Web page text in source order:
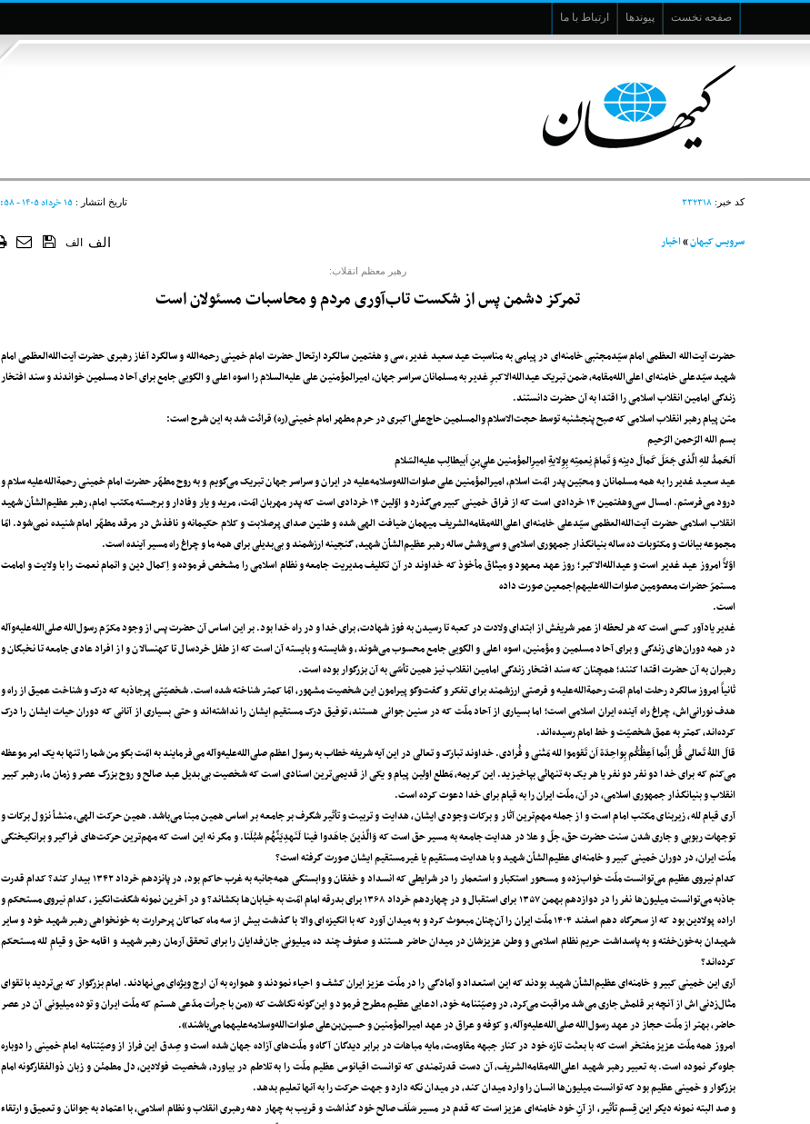
صفحه نخست پیوندها ارتباط با ما
کد خبر: ۳۳۲۳۱۸ تاریخ انتشار :۱۵ خرداد ۱۴۰۵ - ۲۱:۵۸
سرویس کیهان»اخبار الف الف
رهبر معظم انقلاب:
تمرکز دشمن پس از شکست تاب‌آوری مردم و محاسبات مسئولان است
حضرت آیت‌الله ‌العظمی امام سیّدمجتبی خامنه‌ای در پیامی به مناسبت عید سعید غدیر، سی و هفتمین سالگرد ارتحال حضرت امام خمینی رحمه‌الله و سالگرد آغاز رهبری حضرت آیت‌الله‌العظمی امام
شهید سیّدعلی خامنه‌ای اعلی‌الله‌مقامه، ضمن تبریک عیدالله‌الاکبرِ غدیر به مسلمانان سراسر جهان، امیرالمؤمنین علی علیه‌السلام را اسوه‌ اعلی و الگویی جامع برای آحاد مسلمین خواندند و سند افتخار
زندگی امامین انقلاب اسلامی را اقتدا به آن حضرت دانستند.
متن پیام رهبر انقلاب اسلامی که صبح پنجشنبه توسط حجت‌الاسلام والمسلمین حاج‌علی‌اکبری در حرم مطهر امام خمینی(ره) قرائت شد به این شرح است:
بسم الله الرّحمن الرّحیم
اَلحَمدُ للهِ الَّذی جَعَلَ کَمالَ دینِه وَ تَمامَ نِعمتِه بِوِلایةِ امیرِالمؤمنین علیِ‌بنِ اَبیطالِب علیه‌السّلام
عید سعید غدیر را به همه‌ مسلمانان و محبّین پدر امّت اسلام، امیرالمؤمنین علی صلوات‌الله‌وسلامه‌علیه در ایران و سراسر جهان تبریک می‌گویم و به روح مطهّر حضرت امام خمینی رحمة‌الله‌علیه سلام و
درود می‌فرستم. امسال سی‌و‌هفتمین ۱۴ خردادی است که از فراق خمینی کبیر می‌گذرد و اوّلین ۱۴ خردادی است که پدر مهربان امّت، مرید و یار وفادار و برجسته‌ مکتب امام، رهبر عظیم‌الشأن شهید
انقلاب اسلامی حضرت آیت‌الله‌العظمی سیّدعلی خامنه‌ای اعلی‌الله‌مقامه‌الشریف میهمان ضیافت الهی شده و طنین صدای پرصلابت و کلام حکیمانه و نافذ‌ش در مرقد مطهّر امام شنیده نمی‌شود. امّا
مجموعه‌ بیانات و مکتوبات ده‌ ساله‌ بنیانگذار جمهوری اسلامی و سی‌وشش‌ ساله‌ رهبر عظیم‌الشأن شهید، گنجینه‌ ارزشمند و بی‌بدیلی برای همه‌ ما و چراغ راه مسیر آینده است.
اوّلاً امروز عید غدیر است و عید‌الله‌الاکبر؛ روز عهد معهود و میثاق مأخوذ که خداوند در آن تکلیف مدیریت جامعه و نظام اسلامی را مشخص فرموده و اِکمال دین و اتمام نعمت را با ولایت و امامت
مستمرّ حضرات معصومین صلوات‌الله‌علیهم‌اجمعین صورت داده
است.
غدیر یادآور کسی است که هر لحظه از عمر شریفش از ابتدای ولادت در کعبه تا رسیدن به فوز شهادت، برای خدا و در راه خدا بود. بر این اساس آن حضرت پس از وجود مکرّم رسو‌ل‌الله صلی‌الله‌علیه‌وآله
در همه‌ دوران‌های زندگی و برای آحاد مسلمین و مؤمنین، اسوه‌ اعلی و الگویی جامع محسوب می‌شوند، و شایسته و بایسته آن است که از طفل خردسال تا کهنسالان و از افراد عادی جامعه تا نخبگان و
رهبران به آن حضرت اقتدا کنند؛ همچنان که سند افتخار زندگی امامین انقلاب نیز همین تأسّی به آن بزرگوار بوده است.
ثانیاً امروز سالگرد رحلت امام امّت رحمة‌الله‌علیه و فرصتی ارزشمند برای تفکر و گفت‌وگو پیرامون این شخصیت مشهور، امّا کمتر شناخته شده است. شخصیّتی پرجاذبه که درک و شناخت عمیق از راه و
هدف نورانی‌اش، چراغ راه آینده‌ ایران اسلامی است؛ اما بسیاری از آحاد ملّت که در سنین جوانی هستند، توفیق درک مستقیم ایشان را نداشته‌اند و حتی بسیاری از آنانی که دوران حیات ایشان را درک
کرده‌اند، کمتر به عمق شخصیّت و خط امام رسیده‌اند.
قالَ اللهُ تَعالی قُل اِنَّما اَعِظُکُم بِواحِدَة‌ اَن تَقوموا لله مَثنی و فُرادی. خداوند تبارک و تعالی در این آیه‌ شریفه خطاب به رسول‌ اعظم‌ صلی‌الله‌علیه‌وآله می‌فرمایند به امّت بگو من شما را تنها به یک امر موعظه
می‌کنم که برای خدا دو نفر دو نفر یا هر یک به تنهائی بپاخیزید. این کریمه، مَطلع اولین پیام و یکی از قدیمی‌ترین اسنادی است که شخصیت بی‌بدیل عبد صالح و روح بزرگ عصر و زمان ما، رهبر کبیر
انقلاب و بنیانگذار جمهوری اسلامی، در آن، ملّت ایران را به قیام برای خدا دعوت کرده است.
آری قیام لله، زیربنای مکتب امام است و از جمله مهم‌ترین آثار و برکات وجودی ایشان، هدایت و تربیت و تأثیر شگرف بر جامعه بر اساس همین مبنا می‌باشد. همین حرکت الهی، منشأ نزول برکات و
توجهات ربوبی و جاری شدن سنت حضرت حق، جل‌ّ و علا در هدایت جامعه به مسیر حق است که وَالَّذینَ جاهَدوا فینا لَنَهدِیَنَّهُم سُبُلَنا. و مگر نه این است که مهم‌ترین حرکت‌های فراگیر و برانگیختگی
ملّت ایران، در دوران خمینی کبیر و خامنه‌ای عظیم‌الشأن شهید و با هدایت مستقیم یا غیرمستقیم ایشان صورت گرفته است؟
کدام نیروی عظیم می‌توانست ملّت خواب‌زده و مسحور استکبار و استعمار را در شرایطی که انسداد و خفقان و وابستگی همه‌جانبه به غرب حاکم بود، در پانزدهم خرداد ۱۳۴۲ بیدار کند؟ کدام قدرت
جاذبه می‌توانست میلیون‌ها نفر را در دوازدهم بهمن ۱۳۵۷ برای استقبال و در چهاردهم خرداد ۱۳۶۸ برای بدرقه‌ امام امّت به خیابان‌ها بکشاند؟ و در آخرین نمونه‌ شگفت‌انگیز، کدام نیروی مستحکم و
اراده‌ پولادین بود که از سحرگاه دهم اسفند ۱۴۰۴ ملّت ایران را آن‌چنان مبعوث کرد و به میدان آورد که با انگیزه‌ای والا با گذشت بیش از سه ماه کماکان پرحرارت به خونخواهی رهبر شهید خود و سایر
شهیدان به‌خون‌خفته و به پاسداشت حریم نظام اسلامی و وطن عزیزشان در میدان حاضر هستند و صفوف چند ده میلیونی جان‌فدایان را برای تحقق آرمان رهبر شهید و اقامه‌ حق و قیام‌ِ لله مستحکم
کرده‌اند؟
آری این خمینی کبیر و خامنه‌ای عظیم‌الشأن شهید بودند که این استعداد و آمادگی را در ملّت عزیز ایران کشف و احیاء نمودند و همواره به آن ارج ویژه‌ای می‌نهادند. امام بزرگوار که بی‌تردید با تقوای
مثال‌زدنی‌اش از آنچه بر قلمش جاری می‌شد مراقبت می‌کرد، در وصیّتنامه‌ خود، ادعایی عظیم مطرح فرمود و این‌گونه نگاشت که «من با جرأت مدّعی هستم که ملّت ایران و توده‌ میلیونی آن در عصر
حاضر، بهتر از ملّت حجاز در عهد رسول‌الله صلی‌الله‌علیه‌وآله، و کوفه و عراق در عهد امیرالمؤمنین و حسین‌بن‌علی صلوات‌الله‌وسلامه‌علیهما می‌باشند».
امروز همه‌ ملّت عزیز مفتخر است که با بعثت تازه‌ خود در کنار جبهه‌ مقاومت، مایه‌ مباهات در برابر دیدگان آگاه و ملّت‌های آزاده جهان شده است و صِدق این فراز از وصیّتنامه‌ امام خمینی را دوباره
جلوه‌گر نموده است. به تعبیر رهبر شهید اعلی‌الله‌مقامه‌الشریف، آن دست قدرتمندی که توانست اقیانوس عظیم ملّت را به تلاطم در بیاورد، شخصیت فولادین، دل مطمئن و زبان ذوالفقارگونه‌ امام
بزرگوار و خمینی عظیم بود که توانست میلیون‌ها انسان را وارد میدان کند، در میدان نگه دارد و جهت حرکت را به آنها تعلیم بدهد.
و صد البته نمونه‌ دیگر این قِسم تأثیر، از آنِ خود خامنه‌ای عزیز است که قدم در مسیر سَلَف صالح خود گذاشت و قریب به چهار دهه رهبری انقلاب و نظام اسلامی، با اعتماد به جوانان و تعمیق و ارتقاء